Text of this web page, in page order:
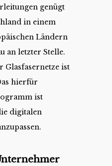
genügt
in einem
Ländern
an letzter Stelle.
Glasfasernetze ist
hierfür
ist
digitalen